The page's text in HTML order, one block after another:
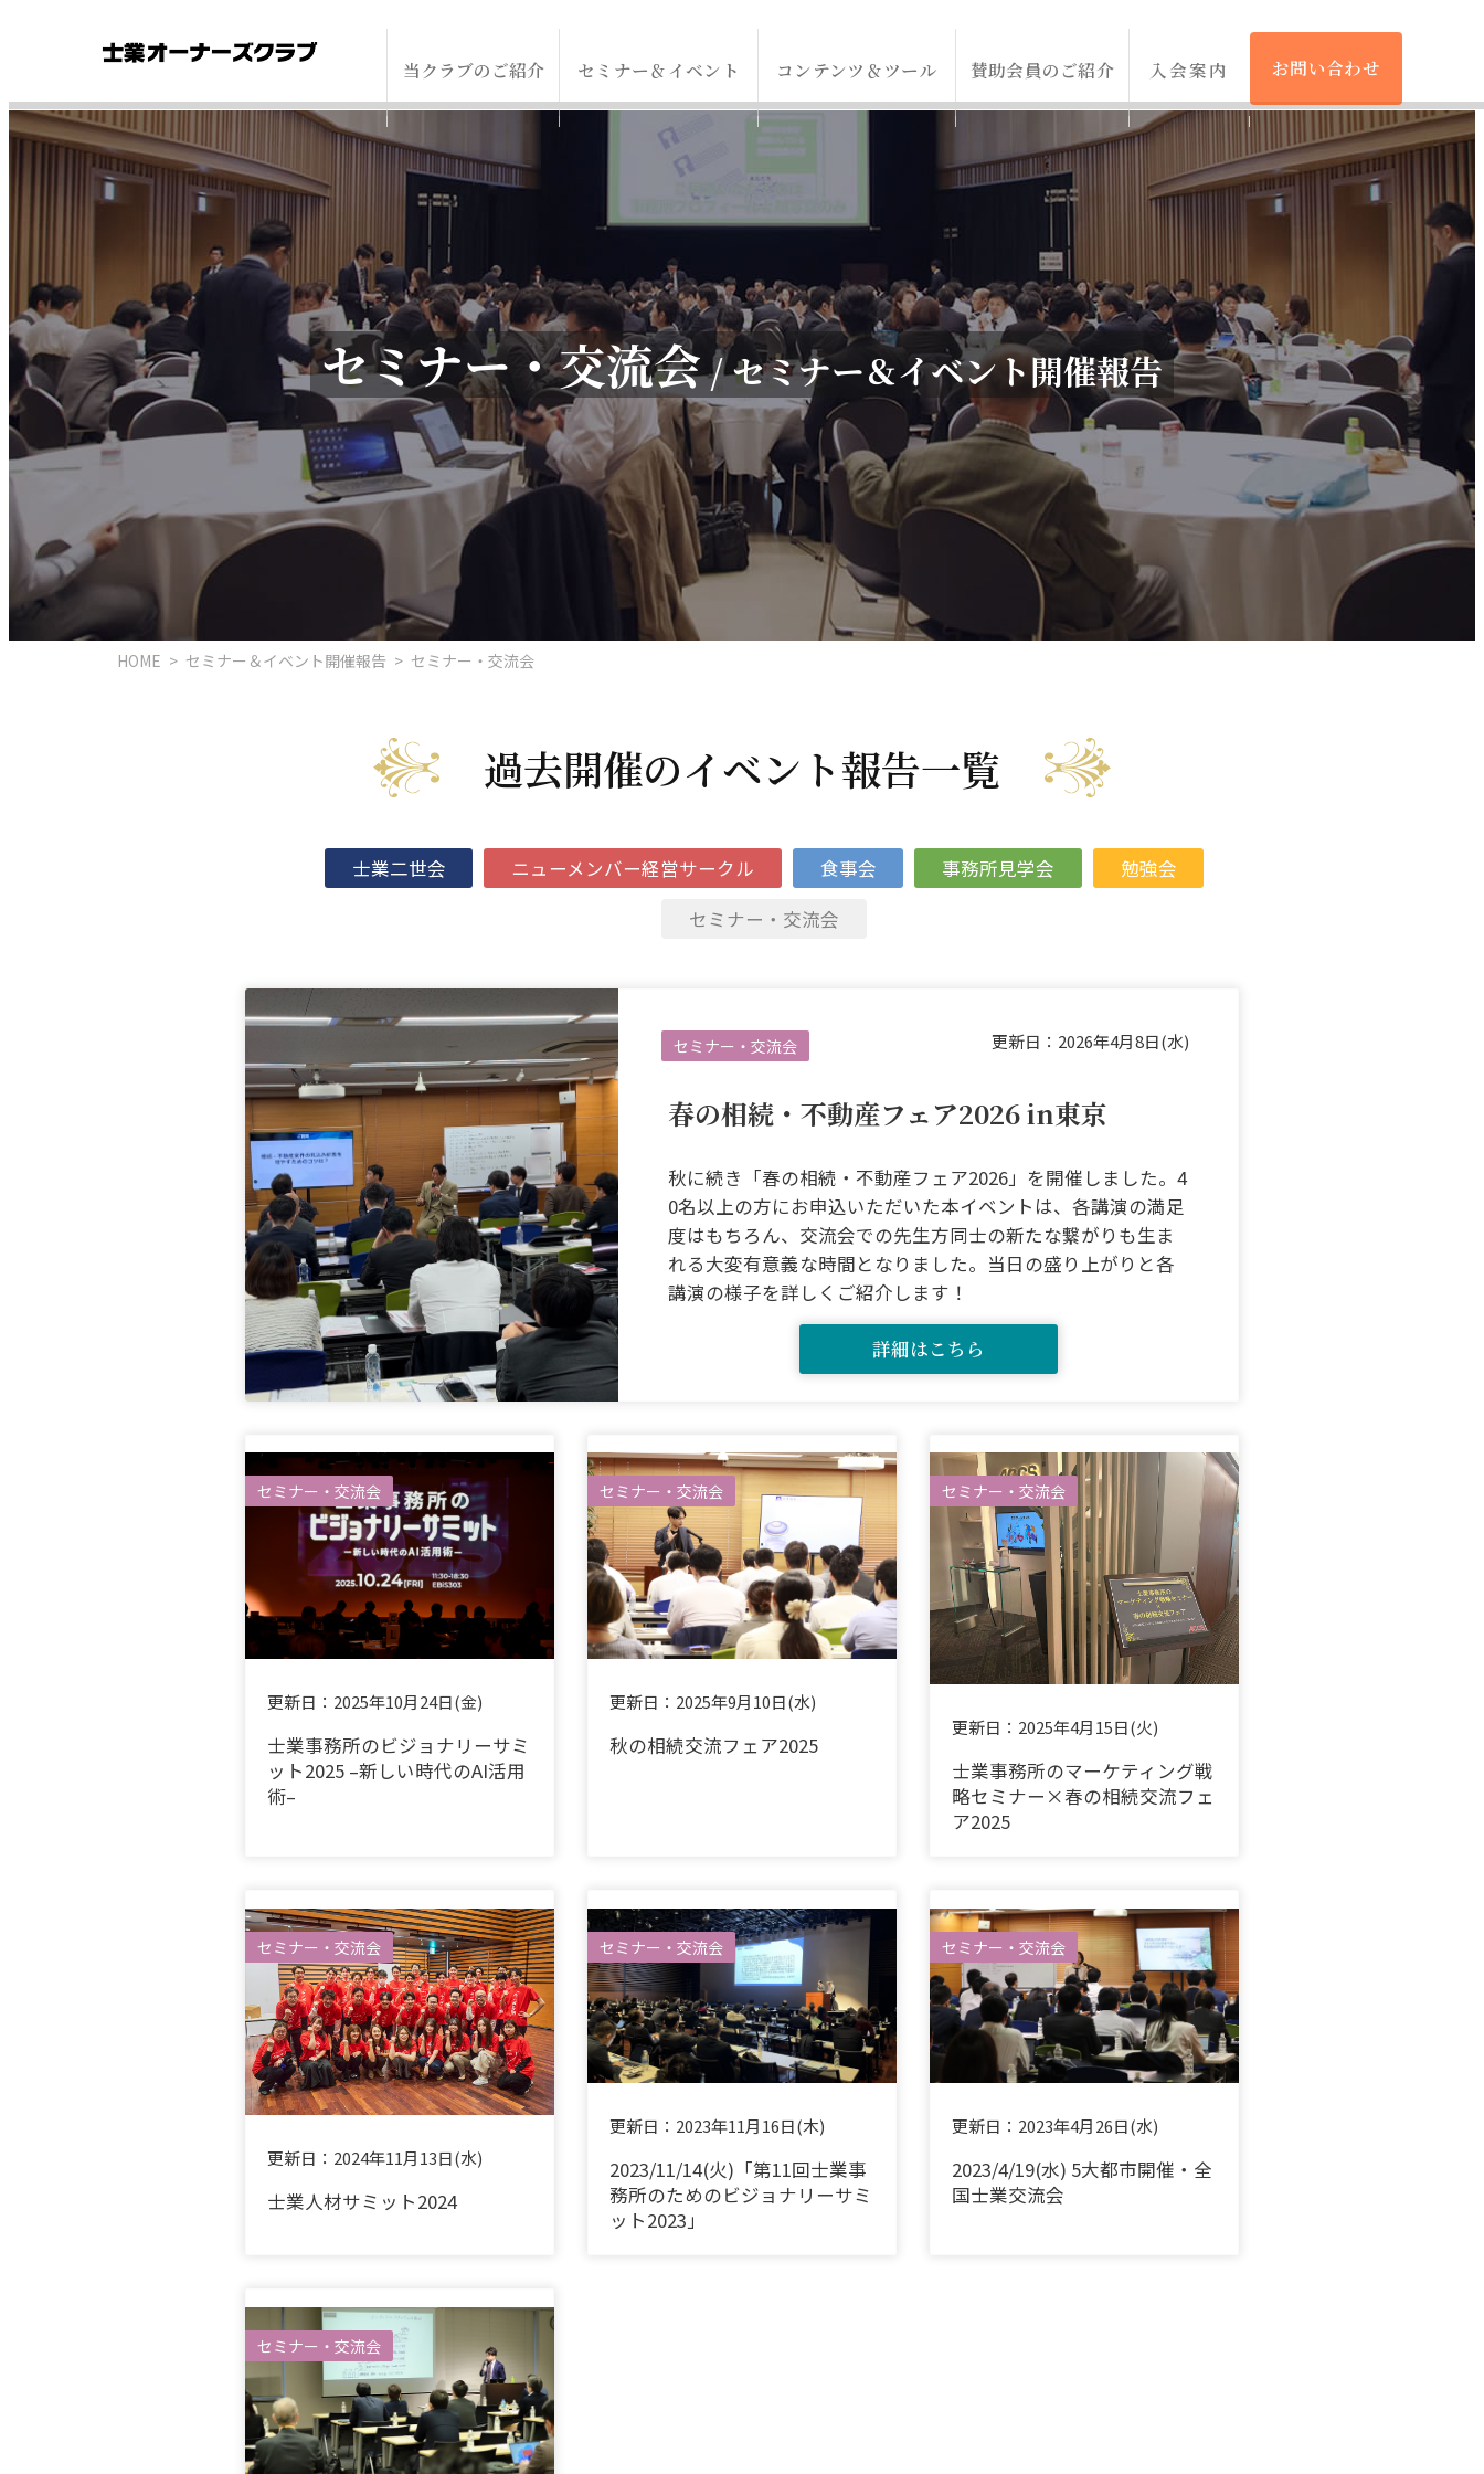
当クラブのご紹介 セミナー＆イベント コンテンツ＆ツール 賛助会員のご紹介 入会案内 お問い合わせ
セミナー・交流会/ セミナー＆イベント開催報告
HOME > セミナー＆イベント開催報告 > セミナー・交流会
過去開催のイベント報告一覧
士業二世会 ニューメンバー経営サークル 食事会 事務所見学会
勉強会
セミナー・交流会
更新日： 2026年4月8日(水)
セミナー・交流会
春の相続・不動産フェア2026 in東京
秋に続き「春の相続・不動産フェア2026」を開催しました。4
0名以上の方にお申込いただいた本イベントは、各講演の満足
度はもちろん、交流会での先生方同士の新たな繋がりも生ま
れる大変有意義な時間となりました。当日の盛り上がりと各
講演の様子を詳しくご紹介します！
詳細はこちら
更新日： 2025年10月24日(金)
セミナー・交流会
士業事務所のビジョナリーサミ
ット2025 –新しい時代のAI活用
術–
更新日： 2025年9月10日(水)
セミナー・交流会
秋の相続交流フェア2025
更新日： 2025年4月15日(火)
セミナー・交流会
士業事務所のマーケティング戦
略セミナー×春の相続交流フェ
ア2025
更新日： 2024年11月13日(水)
セミナー・交流会
士業人材サミット2024
更新日： 2023年11月16日(木)
セミナー・交流会
2023/11/14(火)「第11回士業事
務所のためのビジョナリーサミ
ット2023」
更新日： 2023年4月26日(水)
セミナー・交流会
2023/4/19(水) 5大都市開催・全
国士業交流会
セミナー・交流会